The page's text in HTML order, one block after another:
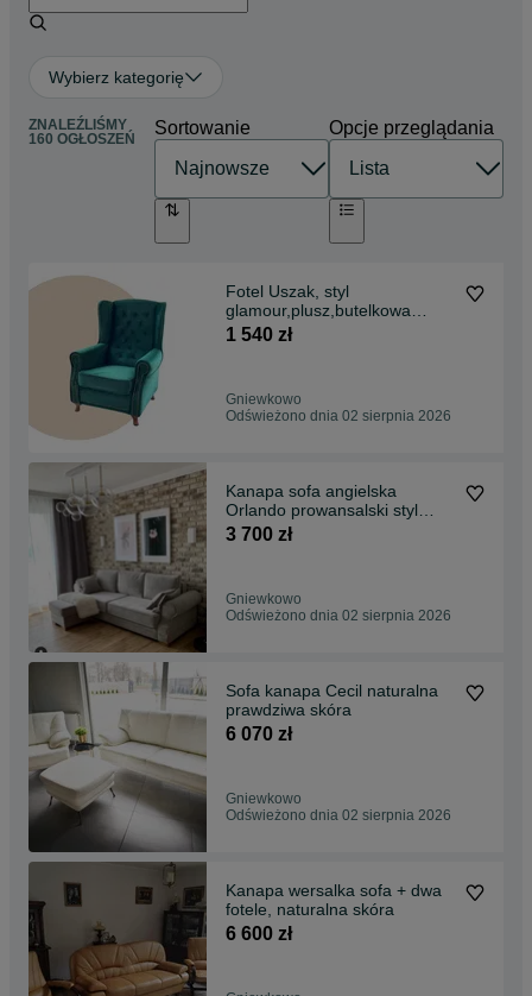
Wybierz kategorię
ZNALEŹLIŚMY
160 OGŁOSZEŃ
Sortowanie Opcje przeglądania
Fotel Uszak, styl
glamour,plusz,butelkowa
zieleń, producent
1 540 zł
Gniewkowo
Odświeżono dnia 02 sierpnia 2026
Kanapa sofa angielska
Orlando prowansalski styl
funkcja spania
3 700 zł
Gniewkowo
Odświeżono dnia 02 sierpnia 2026
Sofa kanapa Cecil naturalna
prawdziwa skóra
6 070 zł
Gniewkowo
Odświeżono dnia 02 sierpnia 2026
Kanapa wersalka sofa + dwa
fotele, naturalna skóra
6 600 zł